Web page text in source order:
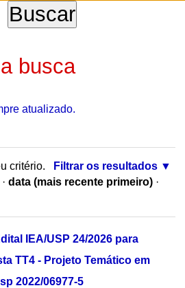
busca
atualizado.
critério.
Filtrar os resultados
· data (mais recente primeiro) ·
IEA/USP 24/2026 para
TT4 - Projeto Temático em
2022/06977-5